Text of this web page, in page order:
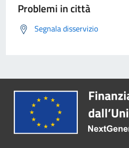
Problemi in città
Segnala disservizio